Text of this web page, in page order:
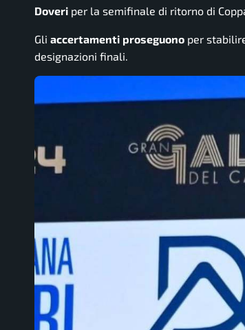
Doveri per la semifinale di ritorno di
Gli accertamenti proseguono per
designazioni finali.